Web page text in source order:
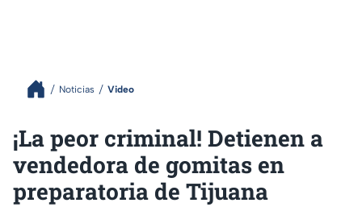
Noticias Video
¡La peor criminal! Detienen a
vendedora de gomitas en
preparatoria de Tijuana